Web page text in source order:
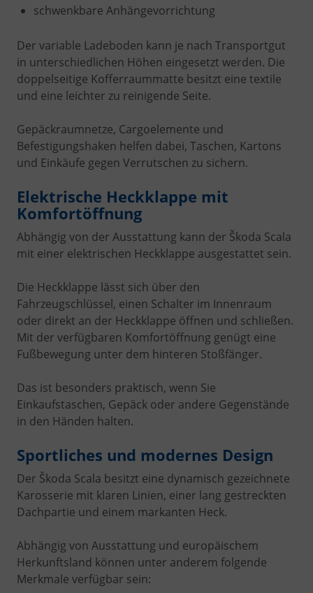
schwenkbare Anhängevorrichtung
Der variable Ladeboden kann je nach Transportgut
in unterschiedlichen Höhen eingesetzt werden. Die
doppelseitige Kofferraummatte besitzt eine textile
und eine leichter zu reinigende Seite.
Gepäckraumnetze, Cargoelemente und
Befestigungshaken helfen dabei, Taschen, Kartons
und Einkäufe gegen Verrutschen zu sichern.
Elektrische Heckklappe mit
Komfortöffnung
Abhängig von der Ausstattung kann der Škoda Scala
mit einer elektrischen Heckklappe ausgestattet sein.
Die Heckklappe lässt sich über den
Fahrzeugschlüssel, einen Schalter im Innenraum
oder direkt an der Heckklappe öffnen und schließen.
Mit der verfügbaren Komfortöffnung genügt eine
Fußbewegung unter dem hinteren Stoßfänger.
Das ist besonders praktisch, wenn Sie
Einkaufstaschen, Gepäck oder andere Gegenstände
in den Händen halten.
Sportliches und modernes Design
Der Škoda Scala besitzt eine dynamisch gezeichnete
Karosserie mit klaren Linien, einer lang gestreckten
Dachpartie und einem markanten Heck.
Abhängig von Ausstattung und europäischem
Herkunftsland können unter anderem folgende
Merkmale verfügbar sein: